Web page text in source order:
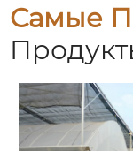
Самые